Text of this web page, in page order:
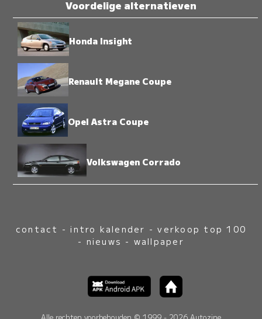
Voordelige alternatieven
Honda Insight
Renault Megane Coupe
Opel Astra Coupe
Volkswagen Corrado
contact -intro kalender -verkoop top 100
- nieuws - wallpaper